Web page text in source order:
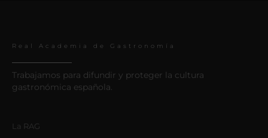
Real Academia de Gastronomía
Trabajamos para difundir y proteger la cultura
gastronómica española.
La RAG